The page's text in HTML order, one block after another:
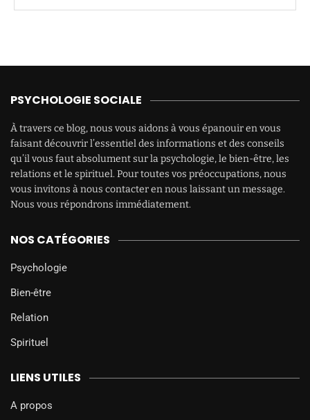
PSYCHOLOGIE SOCIALE
À travers ce blog, nous vous aidons à vous épanouir en vous
faisant découvrir l’essentiel des informations et des conseils
qu’il vous faut absolument sur la psychologie, le bien-être, les
relations et le spirituel. Pour toutes vos préoccupations, nous
vous invitons à nous contacter en nous laissant un message.
Nous vous répondrons immédiatement.
NOS CATÉGORIES
Psychologie
Bien-être
Relation
Spirituel
LIENS UTILES
A propos